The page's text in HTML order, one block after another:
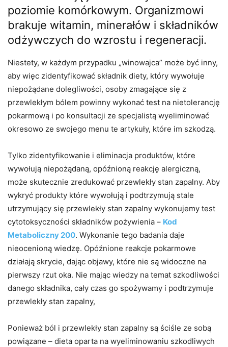
poziomie komórkowym. Organizmowi
brakuje witamin, minerałów i składników
odżywczych do wzrostu i regeneracji.
Niestety, w każdym przypadku „winowajca” może być inny,
aby więc zidentyfikować składnik diety, który wywołuje
niepożądane dolegliwości, osoby zmagające się z
przewlekłym bólem powinny wykonać test na nietolerancję
pokarmową i po konsultacji ze specjalistą wyeliminować
okresowo ze swojego menu te artykuły, które im szkodzą.
Tylko zidentyfikowanie i eliminacja produktów, które
wywołują niepożądaną, opóźnioną reakcję alergiczną,
może skutecznie zredukować przewlekły stan zapalny. Aby
wykryć produkty które wywołują i podtrzymują stale
utrzymujący się przewlekły stan zapalny wykonujemy test
cytotoksyczności składników pożywienia – Kod
Metaboliczny 200. Wykonanie tego badania daje
nieocenioną wiedzę. Opóźnione reakcje pokarmowe
działają skrycie, dając objawy, które nie są widoczne na
pierwszy rzut oka. Nie mając wiedzy na temat szkodliwości
danego składnika, cały czas go spożywamy i podtrzymuje
przewlekły stan zapalny,
Ponieważ ból i przewlekły stan zapalny są ściśle ze sobą
powiązane – dieta oparta na wyeliminowaniu szkodliwych